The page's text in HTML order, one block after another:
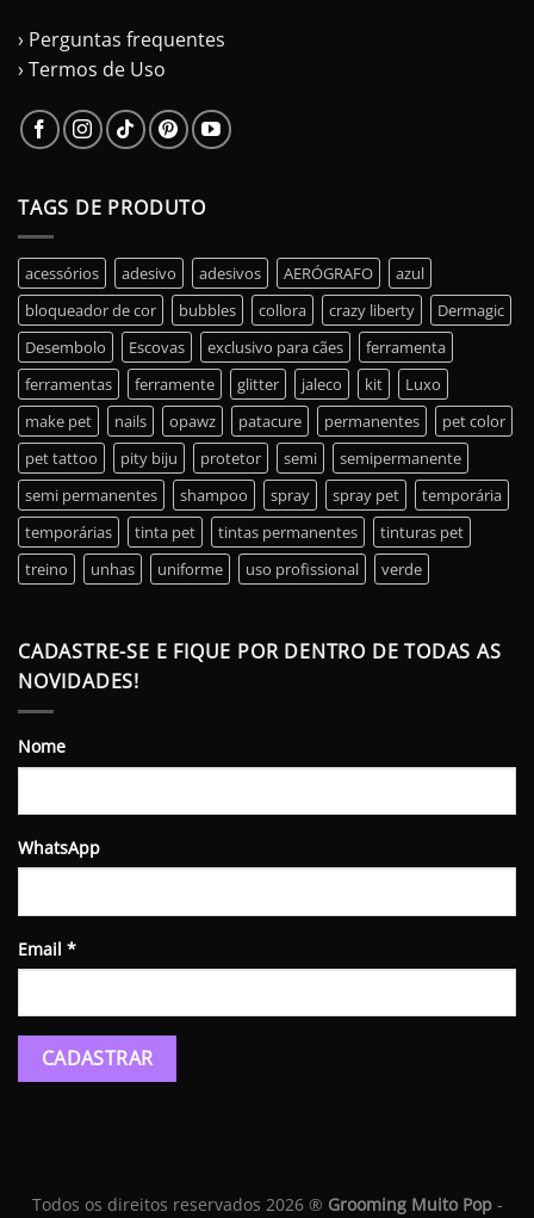
› Perguntas frequentes
› Termos de Uso
TAGS DE PRODUTO
acessórios adesivo adesivos AERÓGRAFO
azul
bloqueador de cor
bubbles collora crazy liberty
Dermagic
Desembolo
Escovas exclusivo para cães
ferramenta
ferramentas
ferramente glitter jaleco kit
Luxo
make pet
nails opawz patacure permanentes
pet color
pet tattoo
pity biju protetor semi
semipermanente
semi permanentes
shampoo spray spray pet
temporária
temporárias
tinta pet tintas permanentes
tinturas pet
treino
unhas uniforme uso profissional verde
CADASTRE-SE E FIQUE POR DENTRO DE TODAS AS
NOVIDADES!
Nome
WhatsApp
Email *
Todos os direitos reservados 2026 ® Grooming Muito Pop-